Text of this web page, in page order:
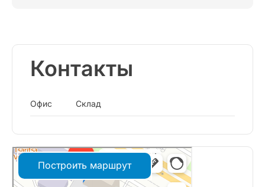
Контакты
Офис Склад
Построить маршрут